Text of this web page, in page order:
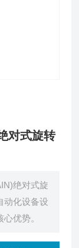
对式旋转
绝对式旋
动化设备设
优势。